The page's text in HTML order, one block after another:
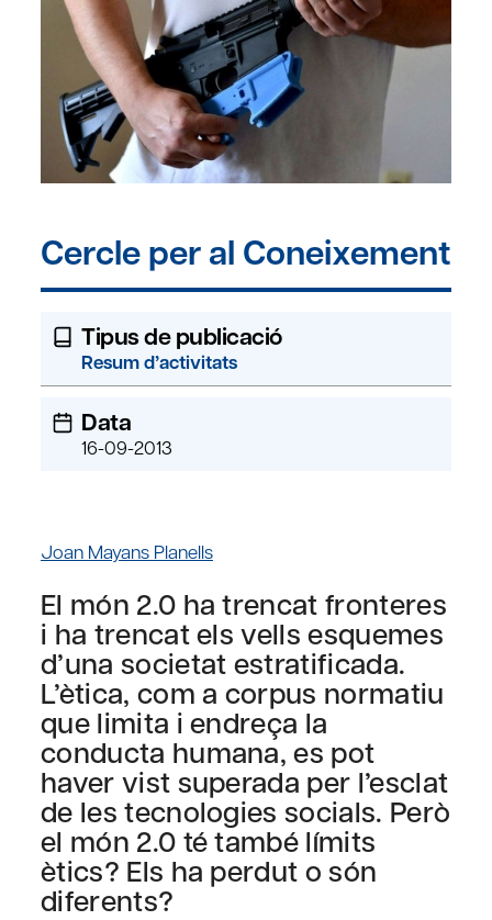
Cercle per al Coneixement
Tipus de publicació
Resum d’activitats
Data
16-09-2013
Joan Mayans Planells
El món 2.0 ha trencat fronteres
i ha trencat els vells esquemes
d’una societat estratificada.
L’ètica, com a corpus normatiu
que limita i endreça la
conducta humana, es pot
haver vist superada per l’esclat
de les tecnologies socials. Però
el món 2.0 té també límits
ètics? Els ha perdut o són
diferents?